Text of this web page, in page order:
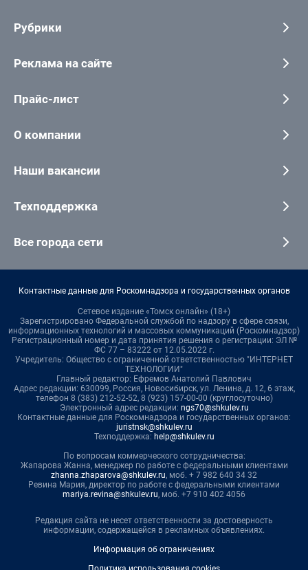
Рубрики
Реклама на сайте
Прайс-лист
О компании
Наши вакансии
Техподдержка
Все города сети
Контактные данные для Роскомнадзора и государственных органов
Сетевое издание «Томск онлайн» (18+)
Зарегистрировано Федеральной службой по надзору в сфере связи,
информационных технологий и массовых коммуникаций (Роскомнадзор)
Регистрационный номер и дата принятия решения о регистрации: ЭЛ №
ФС 77 – 83222 от 12.05.2022 г.
Учредитель: Общество с ограниченной ответственностью "ИНТЕРНЕТ
ТЕХНОЛОГИИ"
Главный редактор: Ефремов Анатолий Павлович
Адрес редакции: 630099, Россия, Новосибирск, ул. Ленина, д. 12, 6 этаж,
телефон 8 (383) 212-52-52, 8 (923) 157-00-00 (круглосуточно)
Электронный адрес редакции: ngs70@shkulev.ru
Контактные данные для Роскомнадзора и государственных органов:
juristnsk@shkulev.ru
Техподдержка: help@shkulev.ru
По вопросам коммерческого сотрудничества:
Жапарова Жанна, менеджер по работе с федеральными клиентами
zhanna.zhaparova@shkulev.ru, моб. + 7 982 640 34 32
Ревина Мария, директор по работе с федеральными клиентами
mariya.revina@shkulev.ru, моб. +7 910 402 4056
Редакция сайта не несет ответственности за достоверность
информации, содержащейся в рекламных объявлениях.
Информация об ограничениях